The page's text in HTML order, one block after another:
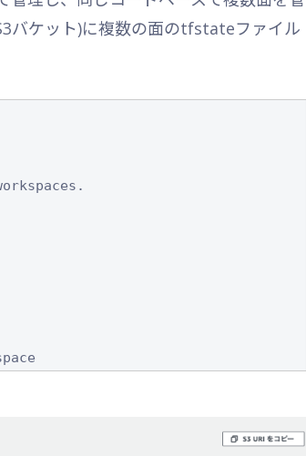
バケット)に複数の面のtfstateファイル